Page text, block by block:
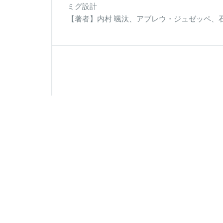
ミグ設計
【著者】内村 颯汰、アブレウ・ジュゼッペ、